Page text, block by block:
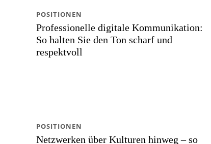
Professionelle digitale Kommunikation:
So halten Sie den Ton scharf und
respektvoll
POSITIONEN
Netzwerken über Kulturen hinweg – so
POSITIONEN